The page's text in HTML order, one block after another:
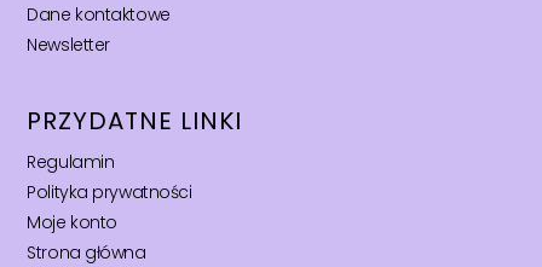
Dane kontaktowe
Newsletter
PRZYDATNE LINKI
Regulamin
Polityka prywatności
Moje konto
Strona główna